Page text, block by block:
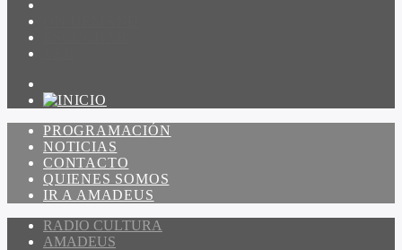
PROGRAMACIÓN
NOTICIAS
CONTACTO
QUIENES SOMOS
IR A AMADEUS
RADIO CULTURA
AMADEUS